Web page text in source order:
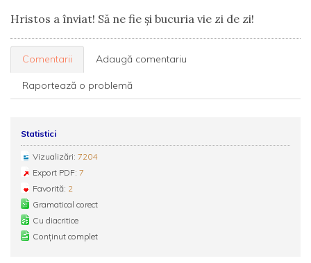
Hristos a înviat! Să ne fie și bucuria vie zi de zi!
Comentarii Adaugă comentariu
Raportează o problemă
Statistici
Vizualizări: 7204
Export PDF: 7
Favorită: 2
Gramatical corect
Cu diacritice
Conținut complet